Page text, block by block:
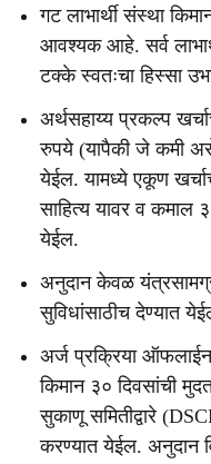
गट लाभार्थी संस्था
आवश्यक आहे. सर्व
टक्के स्वतःचा हिस्सा
अर्थसहाय्य प्रकल्प
रुपये (यापैकी जे कमी
येईल. यामध्ये एकूण
साहित्य यावर व कमाल
येईल.
अनुदान केवळ
सुविधांसाठीच देण्यात
अर्ज प्रक्रिया ऑफलाईन
किमान ३० दिवसांची
सुकाणू समितीद्वारे
करण्यात येईल. अनुदान